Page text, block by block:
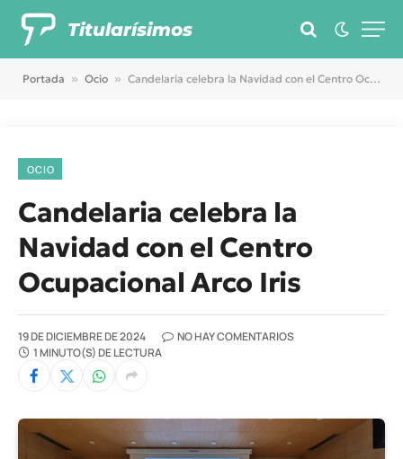
Titularísimos
Portada » Ocio » Candelaria celebra la Navidad con el Centro Ocupacional Arco Iris
OCIO
Candelaria celebra la
Navidad con el Centro
Ocupacional Arco Iris
19 DE DICIEMBRE DE 2024
NO HAY COMENTARIOS
1 MINUTO(S) DE LECTURA